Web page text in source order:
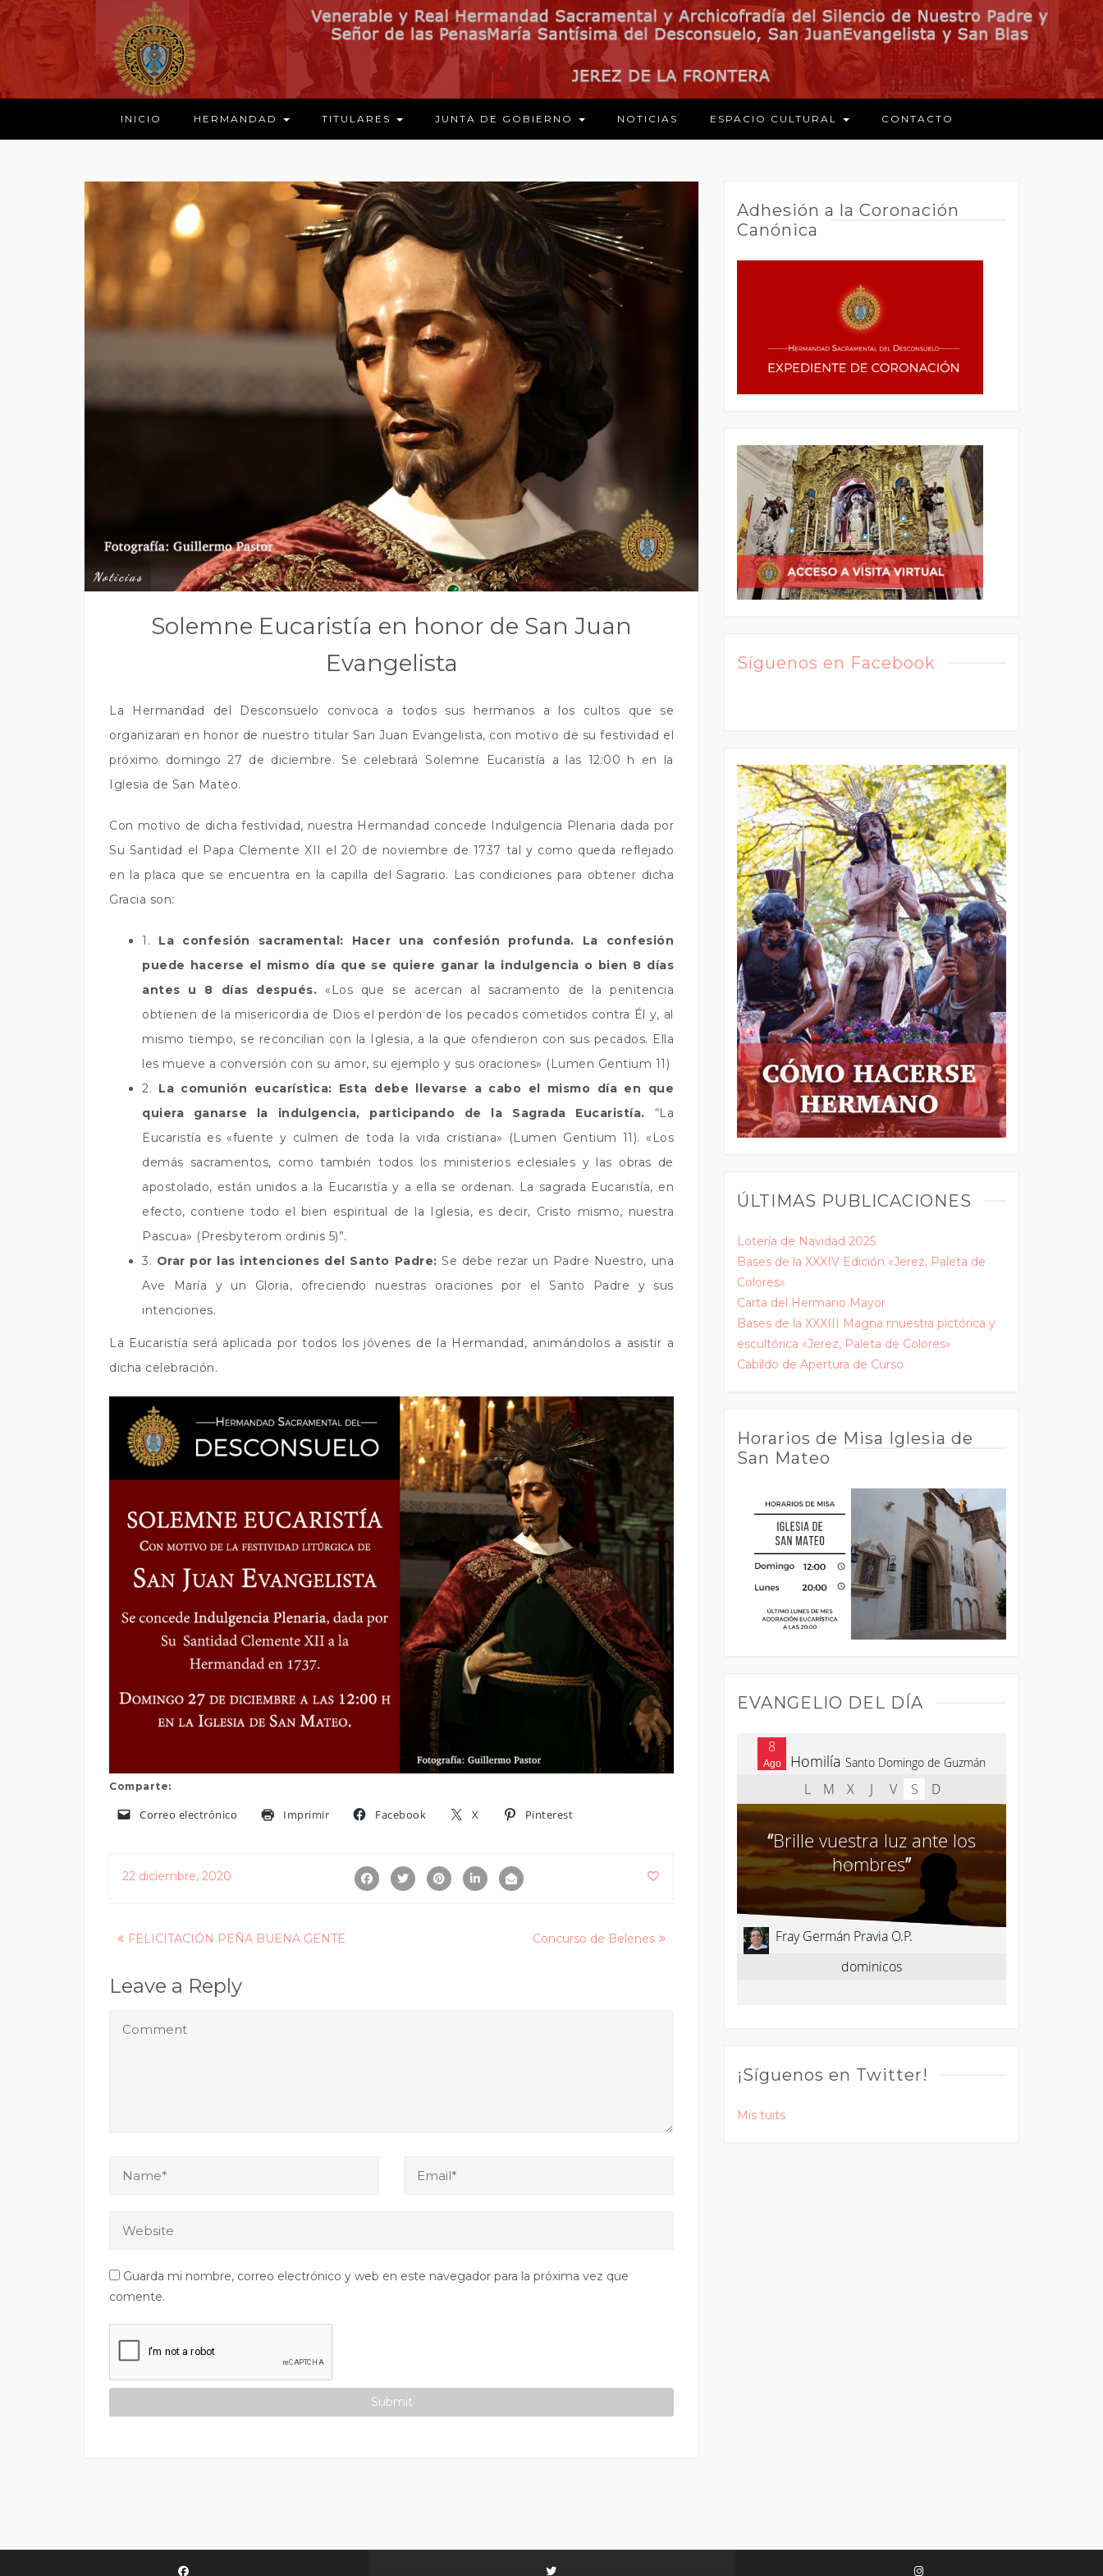
INICIO HERMANDAD TITULARES JUNTA DE GOBIERNO NOTICIAS ESPACIO CULTURAL CONTACTO
Noticias
Solemne Eucaristía en honor de San Juan
Evangelista
La Hermandad del Desconsuelo convoca a todos sus hermanos a los cultos que se
organizaran en honor de nuestro titular San Juan Evangelista, con motivo de su festividad el
próximo domingo 27 de diciembre. Se celebrará Solemne Eucaristía a las 12:00 h en la
Iglesia de San Mateo.
Con motivo de dicha festividad, nuestra Hermandad concede Indulgencia Plenaria dada por
Su Santidad el Papa Clemente XII el 20 de noviembre de 1737 tal y como queda reflejado
en la placa que se encuentra en la capilla del Sagrario. Las condiciones para obtener dicha
Gracia son:
1. La confesión sacramental: Hacer una confesión profunda. La confesión
puede hacerse el mismo día que se quiere ganar la indulgencia o bien 8 días
antes u 8 días después. «Los que se acercan al sacramento de la penitencia
obtienen de la misericordia de Dios el perdón de los pecados cometidos contra Él y, al
mismo tiempo, se reconcilian con la Iglesia, a la que ofendieron con sus pecados. Ella
les mueve a conversión con su amor, su ejemplo y sus oraciones» (Lumen Gentium 11)
2. La comunión eucarística: Esta debe llevarse a cabo el mismo día en que
quiera ganarse la indulgencia, participando de la Sagrada Eucaristía. “La
Eucaristía es «fuente y culmen de toda la vida cristiana» (Lumen Gentium 11). «Los
demás sacramentos, como también todos los ministerios eclesiales y las obras de
apostolado, están unidos a la Eucaristía y a ella se ordenan. La sagrada Eucaristía, en
efecto, contiene todo el bien espiritual de la Iglesia, es decir, Cristo mismo, nuestra
Pascua» (Presbyterom ordinis 5)”.
3. Orar por las intenciones del Santo Padre: Se debe rezar un Padre Nuestro, una
Ave María y un Gloria, ofreciendo nuestras oraciones por el Santo Padre y sus
intenciones.
La Eucaristía será aplicada por todos los jóvenes de la Hermandad, animándolos a asistir a
dicha celebración.
Comparte:
Correo electrónico Imprimir Facebook X Pinterest
22 diciembre, 2020
Posts
FELICITACIÓN PEÑA BUENA GENTE Concurso de Belenes
Leave a Reply
Guarda mi nombre, correo electrónico y web en este navegador para la próxima vez que
comente.
Adhesión a la Coronación
Canónica
Síguenos en Facebook
ÚLTIMAS PUBLICACIONES
Lotería de Navidad 2025
Bases de la XXXIV Edición «Jerez, Paleta de
Colores»
Carta del Hermano Mayor
Bases de la XXXIII Magna muestra pictórica y
escultórica «Jerez, Paleta de Colores»
Cabildo de Apertura de Curso
Horarios de Misa Iglesia de
San Mateo
EVANGELIO DEL DÍA
¡Síguenos en Twitter!
Mis tuits